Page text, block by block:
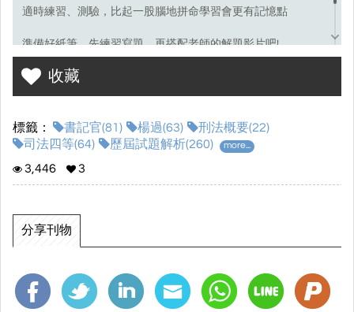
適時練習、測驗，比起一股腦地拼命學習會更有記憶點
準備好紙筆，先練習寫題，再搭配老師的解題影片吧!
考選部試題連結☞
收藏
標籤： 書記官(81) 楊過(63)
刑法概要(22)
司法四等(64)
歷屆試題解析(260) more...
3,446 3
分享刊物